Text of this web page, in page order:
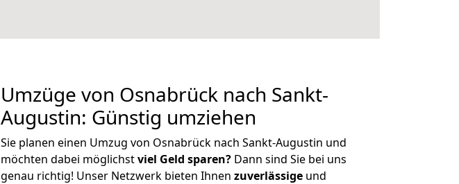
Umzüge von Osnabrück nach Sankt-
Augustin: Günstig umziehen
Sie planen einen Umzug von Osnabrück nach Sankt-Augustin und
möchten dabei möglichstviel Geld sparen? Dann sind Sie bei uns
genau richtig! Unser Netzwerk bieten Ihnen zuverlässige und